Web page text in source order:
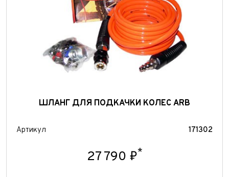
ШЛАНГ ДЛЯ ПОДКАЧКИ КОЛЕС ARB
Артикул 171302
27 790 ₽*